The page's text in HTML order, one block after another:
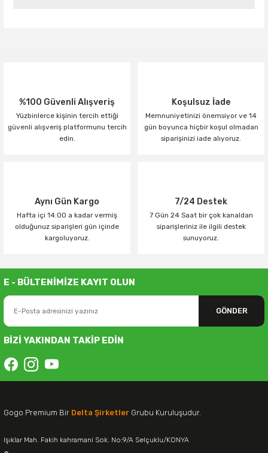
%100 Güvenli Alışveriş
Yüzbinlerce kişinin tercih ettiği
güvenli alışveriş platformunu tercih
edin.
Koşulsuz İade
Memnuniyetinizi önemsiyor ve 14
gün boyunca hiçbir koşul olmadan
siparişinizi iade alıyoruz.
Aynı Gün Kargo
Hafta içi 14:00 a kadar vermiş
olduğunuz siparişleri gün içinde
kargoluyoruz.
7/24 Destek
7 Gün 24 Saat bir çok kanaldan
siparişleriniz ile ilgili destek
sunuyoruz.
E - BÜLTENİMİZE KAYIT OLUN
GÖNDER
BİZİ YAKINDAN TAKİP EDİN
Gogo Premium Bir Delta Şirketler Grubu Kuruluşudur.
Işıklar Mah. Fakih kahramani Sok. No:9/A Selçuklu/KONYA